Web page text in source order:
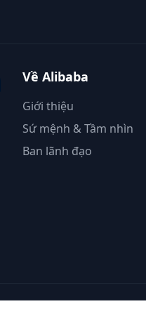
Về Alibaba
Giới thiệu
Sứ mệnh & Tầm nhìn
Ban lãnh đạo